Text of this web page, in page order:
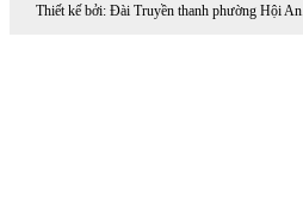
Thiết kế bởi: Đài Truyền thanh phường Hội An.